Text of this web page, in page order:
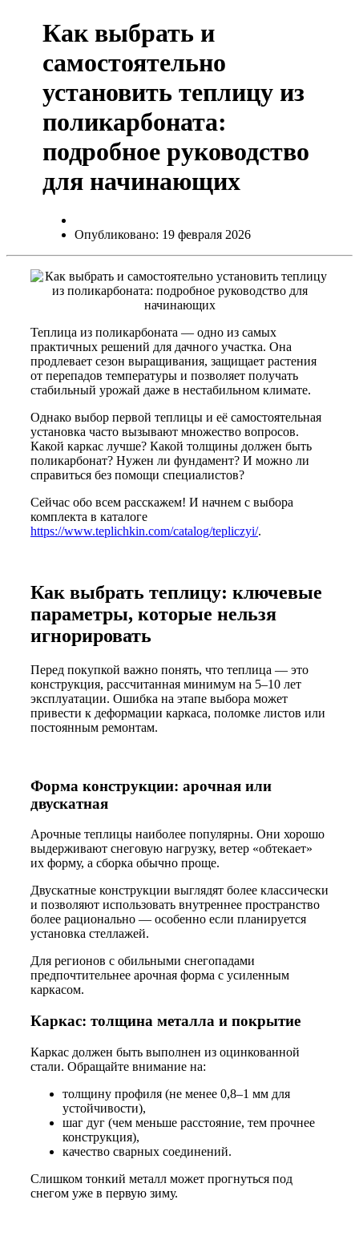
Как выбрать и
самостоятельно
установить теплицу из
поликарбоната:
подробное руководство
для начинающих
Опубликовано: 19 февраля 2026
Теплица из поликарбоната — одно из самых
практичных решений для дачного участка. Она
продлевает сезон выращивания, защищает растения
от перепадов температуры и позволяет получать
стабильный урожай даже в нестабильном климате.
Однако выбор первой теплицы и её самостоятельная
установка часто вызывают множество вопросов.
Какой каркас лучше? Какой толщины должен быть
поликарбонат? Нужен ли фундамент? И можно ли
справиться без помощи специалистов?
Сейчас обо всем расскажем! И начнем с выбора
комплекта в каталоге
https://www.teplichkin.com/catalog/tepliczyi/.
Как выбрать теплицу: ключевые
параметры, которые нельзя
игнорировать
Перед покупкой важно понять, что теплица — это
конструкция, рассчитанная минимум на 5–10 лет
эксплуатации. Ошибка на этапе выбора может
привести к деформации каркаса, поломке листов или
постоянным ремонтам.
Форма конструкции: арочная или
двускатная
Арочные теплицы наиболее популярны. Они хорошо
выдерживают снеговую нагрузку, ветер «обтекает»
их форму, а сборка обычно проще.
Двускатные конструкции выглядят более классически
и позволяют использовать внутреннее пространство
более рационально — особенно если планируется
установка стеллажей.
Для регионов с обильными снегопадами
предпочтительнее арочная форма с усиленным
каркасом.
Каркас: толщина металла и покрытие
Каркас должен быть выполнен из оцинкованной
стали. Обращайте внимание на:
толщину профиля (не менее 0,8–1 мм для
устойчивости),
шаг дуг (чем меньше расстояние, тем прочнее
конструкция),
качество сварных соединений.
Слишком тонкий металл может прогнуться под
снегом уже в первую зиму.